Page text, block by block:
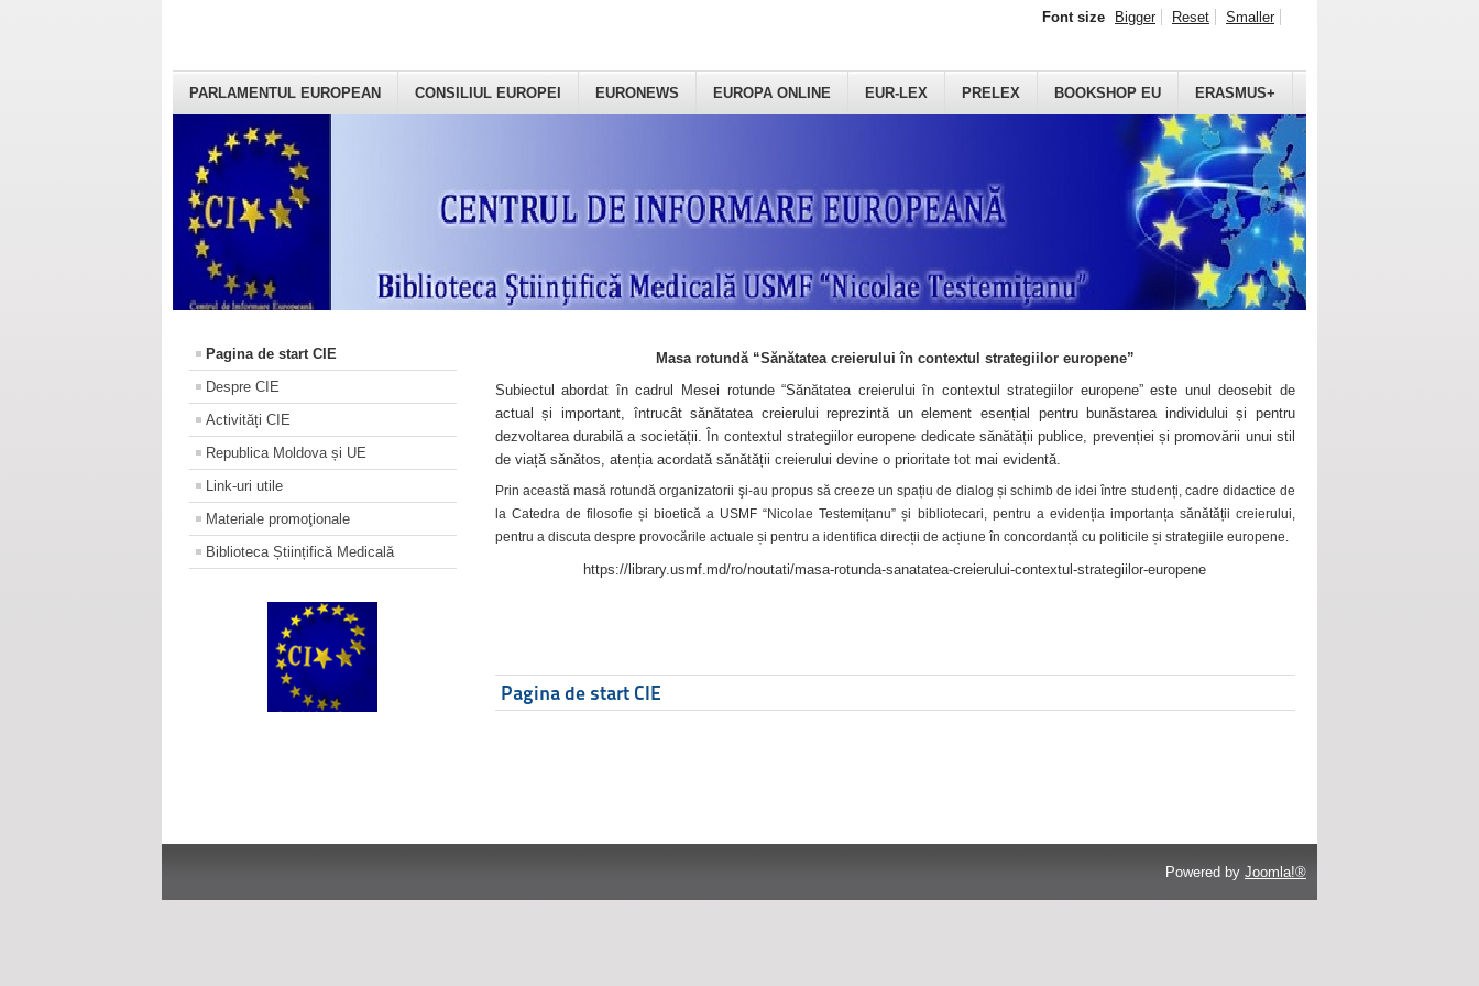
PARLAMENTUL EUROPEAN CONSILIUL EUROPEI EURONEWS EUROPA ONLINE EUR-LEX PRELEX BOOKSHOP EU ERASMUS+
Font size Bigger Reset Smaller
Pagina de start CIE
Despre CIE
Activități CIE
Republica Moldova și UE
Link-uri utile
Materiale promoţionale
Biblioteca Științifică Medicală
Masa rotundă “Sănătatea creierului în contextul strategiilor europene”
Subiectul abordat în cadrul Mesei rotunde “Sănătatea creierului în contextul strategiilor europene” este unul deosebit de
actual și important, întrucât sănătatea creierului reprezintă un element esențial pentru bunăstarea individului și pentru
dezvoltarea durabilă a societății. În contextul strategiilor europene dedicate sănătății publice, prevenției și promovării unui stil
de viață sănătos, atenția acordată sănătății creierului devine o prioritate tot mai evidentă.
Prin această masă rotundă organizatorii şi-au propus să creeze un spațiu de dialog și schimb de idei între studenți, cadre didactice de
la Catedra de filosofie și bioetică a USMF “Nicolae Testemițanu” și bibliotecari, pentru a evidenția importanța sănătății creierului,
pentru a discuta despre provocările actuale și pentru a identifica direcții de acțiune în concordanță cu politicile și strategiile europene.
https://library.usmf.md/ro/noutati/masa-rotunda-sanatatea-creierului-contextul-strategiilor-europene
Pagina de start CIE
Powered by Joomla!®